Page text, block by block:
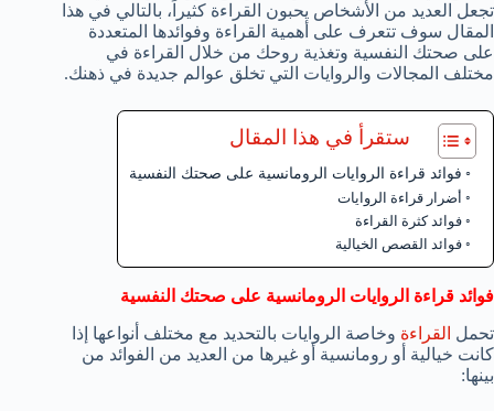
تجعل العديد من الأشخاص يحبون القراءة كثيراً، بالتالي في هذا
المقال سوف تتعرف على أهمية القراءة وفوائدها المتعددة
على صحتك النفسية وتغذية روحك من خلال القراءة في
مختلف المجالات والروايات التي تخلق عوالم جديدة في ذهنك.
ستقرأ في هذا المقال
فوائد قراءة الروايات الرومانسية على صحتك النفسية
أضرار قراءة الروايات
فوائد كثرة القراءة
فوائد القصص الخيالية
فوائد قراءة الروايات الرومانسية على صحتك النفسية
تحمل القراءة وخاصة الروايات بالتحديد مع مختلف أنواعها إذا
كانت خيالية أو رومانسية أو غيرها من العديد من الفوائد من
بينها: